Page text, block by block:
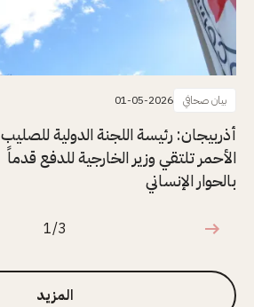
بيان صحافي 01-05-2026
أذربيجان: رئيسة اللجنة الدولية للصليب
الأحمر تلتقي وزير الخارجية للدفع قدماً
بالحوار الإنساني
1 من 3
1/3
المزيد